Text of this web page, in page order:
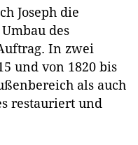
Joseph die
des
In zwei
und von 1820 bis
als auch
restauriert und